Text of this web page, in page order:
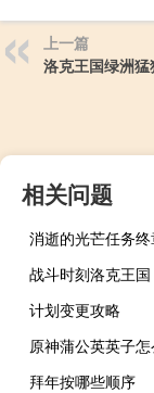
上一篇
洛克王国绿洲
相关问题
消逝的光芒任务
战斗时刻洛克王国
计划变更攻略
原神蒲公英英子
拜年按哪些顺序